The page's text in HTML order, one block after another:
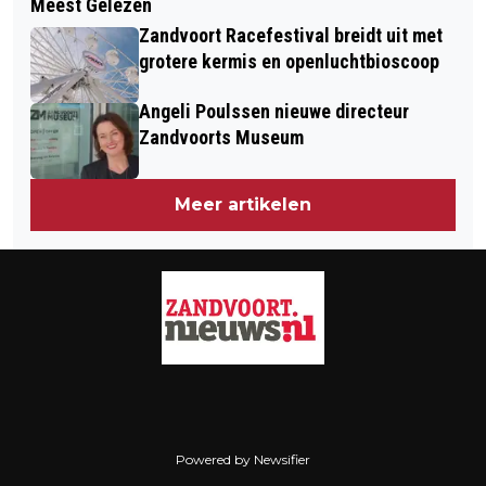
IN NOORD-HOLLAND DOOR IJZEL
NOVA COLLEGE START NUCLEAIR
ONDERWIJS MET UNIEK MBO-
KEUZEDEEL NUCLEAIRE TECHNOLOGIE
Meest Gelezen
Zandvoort Racefestival breidt uit met
grotere kermis en openluchtbioscoop
Angeli Poulssen nieuwe directeur
Zandvoorts Museum
Meer artikelen
Powered by Newsifier